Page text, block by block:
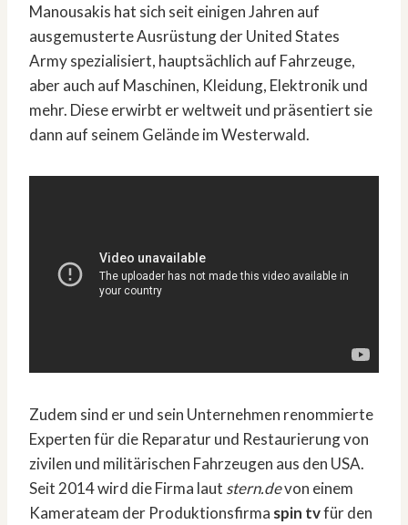
Manousakis hat sich seit einigen Jahren auf
ausgemusterte Ausrüstung der United States
Army spezialisiert, hauptsächlich auf Fahrzeuge,
aber auch auf Maschinen, Kleidung, Elektronik und
mehr. Diese erwirbt er weltweit und präsentiert sie
dann auf seinem Gelände im Westerwald.
Zudem sind er und sein Unternehmen renommierte
Experten für die Reparatur und Restaurierung von
zivilen und militärischen Fahrzeugen aus den USA.
Seit 2014 wird die Firma laut stern.devon einem
Kamerateam der Produktionsfirma spin tvfür den